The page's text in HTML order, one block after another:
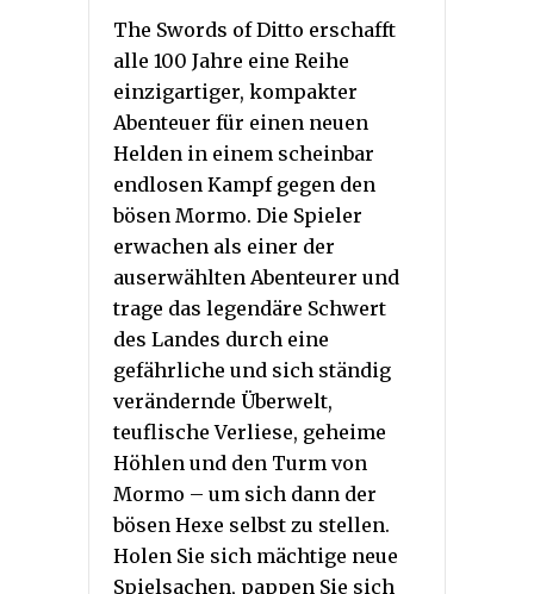
The Swords of Ditto erschafft
alle 100 Jahre eine Reihe
einzigartiger, kompakter
Abenteuer für einen neuen
Helden in einem scheinbar
endlosen Kampf gegen den
bösen Mormo. Die Spieler
erwachen als einer der
auserwählten Abenteurer und
trage das legendäre Schwert
des Landes durch eine
gefährliche und sich ständig
verändernde Überwelt,
teuflische Verliese, geheime
Höhlen und den Turm von
Mormo – um sich dann der
bösen Hexe selbst zu stellen.
Holen Sie sich mächtige neue
Spielsachen, pappen Sie sich